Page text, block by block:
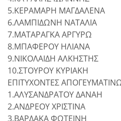
5.ΚΕΡΑΜΑΡΗ ΜΑΓΔΑΛΕΝΑ
6.ΛΑΜΠΙΔΩΝΗ ΝΑΤΑΛΙΑ
7.ΜΑΤΑΡΑΓΚΑ ΑΡΓΥΡΩ
8.ΜΠΑΦΕΡΟΥ ΗΛΙΑΝΑ
9.ΝΙΚΟΛΑΙΔΗ ΑΛΚΗΣΤΗΣ
10.ΣΤΟΥΡΟΥ ΚΥΡΙΑΚΗ
ΕΠΙΤΥΧΟΝΤΕΣ
1.ΑΛΥΣΑΝΔΡΑΤΟΥ ΔΑΝΑΗ
2.ΑΝΔΡΕΟΥ ΧΡΙΣΤΙΝΑ
3.ΒΑΡΔΑΚΑ ΦΩΤΕΙΝΗ